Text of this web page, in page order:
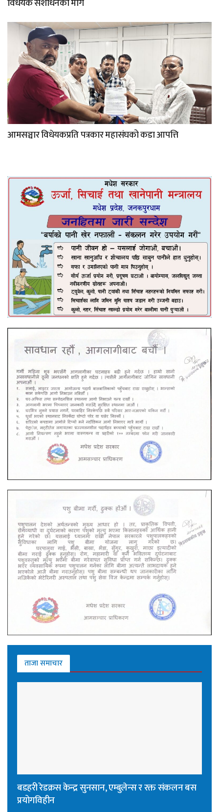
आमसञ्चार विधेयकप्रति पत्रकार महासंघको कडा आपत्ति
ताजा समाचार
बडहरी रेडक्रस केन्द्र सुनसान, एम्बुलेन्स र रक्त संकलन बस
प्रयोगविहीन